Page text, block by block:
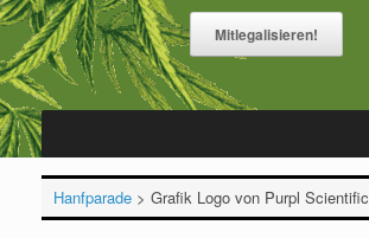
Mitlegalisieren!
Hanfparade> Grafik Logo von Purpl Scientific